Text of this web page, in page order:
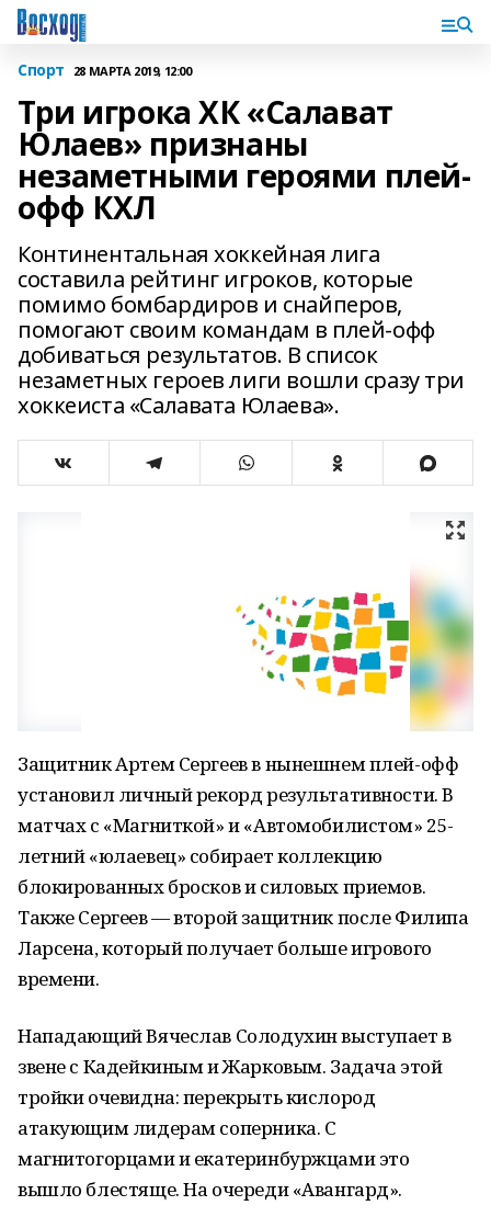
Спорт 28 МАРТА 2019, 12:00
Три игрока ХК «Салават
Юлаев» признаны
незаметными героями плей-
офф КХЛ
Континентальная хоккейная лига
составила рейтинг игроков, которые
помимо бомбардиров и снайперов,
помогают своим командам в плей-офф
добиваться результатов. В список
незаметных героев лиги вошли сразу три
хоккеиста «Салавата Юлаева».
Защитник Артем Сергеев в нынешнем плей-офф
установил личный рекорд результативности. В
матчах с «Магниткой» и «Автомобилистом» 25-
летний «юлаевец» собирает коллекцию
блокированных бросков и силовых приемов.
Также Сергеев — второй защитник после Филипа
Ларсена, который получает больше игрового
времени.
Нападающий Вячеслав Солодухин выступает в
звене с Кадейкиным и Жарковым. Задача этой
тройки очевидна: перекрыть кислород
атакующим лидерам соперника. С
магнитогорцами и екатеринбуржцами это
вышло блестяще. На очереди «Авангард».